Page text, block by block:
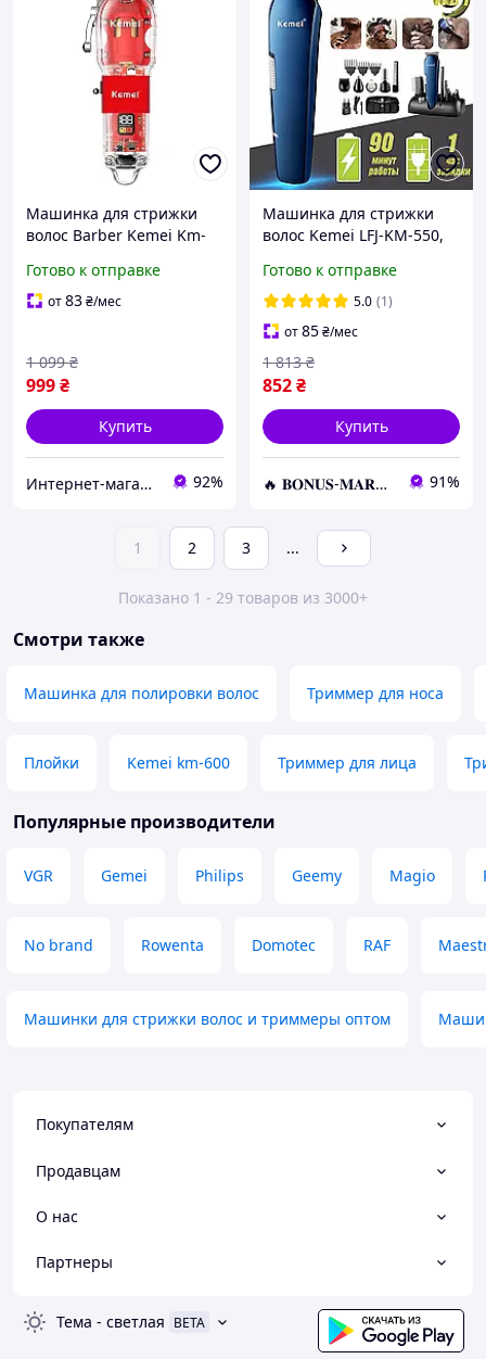
Машинка для стрижки
волос Barber Kemei Km-
Готово к отправке
от83₴/мес
999₴
1 099 ₴
Купить
Интернет-магазин livelyshop 92%
Машинка для стрижки
волос Kemei LFJ-KM-550,
бороды и усов
Готово к отправке
5.0 (1)
от85₴/мес
852₴
1 813 ₴
Купить
🔥 𝐁𝐎𝐍𝐔𝐒-𝐌𝐀𝐑𝐊𝐄𝐓 🔥 – Трендовые товары по лучшим ценам 91%
1 2 3 ...
Показано 1 - 29 товаров из 3000+
Смотри также
Машинка для полировки волос Триммер для носа
Плойки Kemei km-600 Триммер для лица
Популярные производители
VGR Gemei Philips Geemy Magio
No brand Rowenta Domotec RAF
Машинки для стрижки волос и триммеры оптом
Покупателям
Продавцам
О нас
Партнеры
Тема - светлая BETA